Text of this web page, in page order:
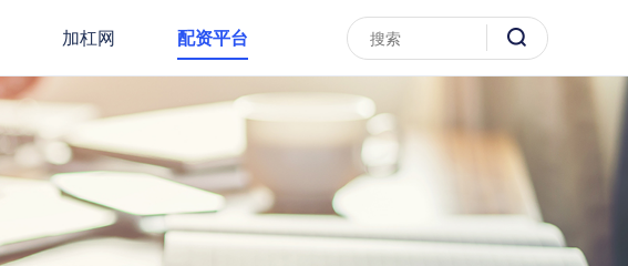
加杠网 配资平台